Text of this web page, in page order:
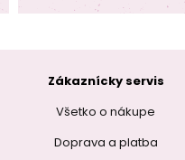
Zákaznícky servis
Všetko o nákupe
Doprava a platba